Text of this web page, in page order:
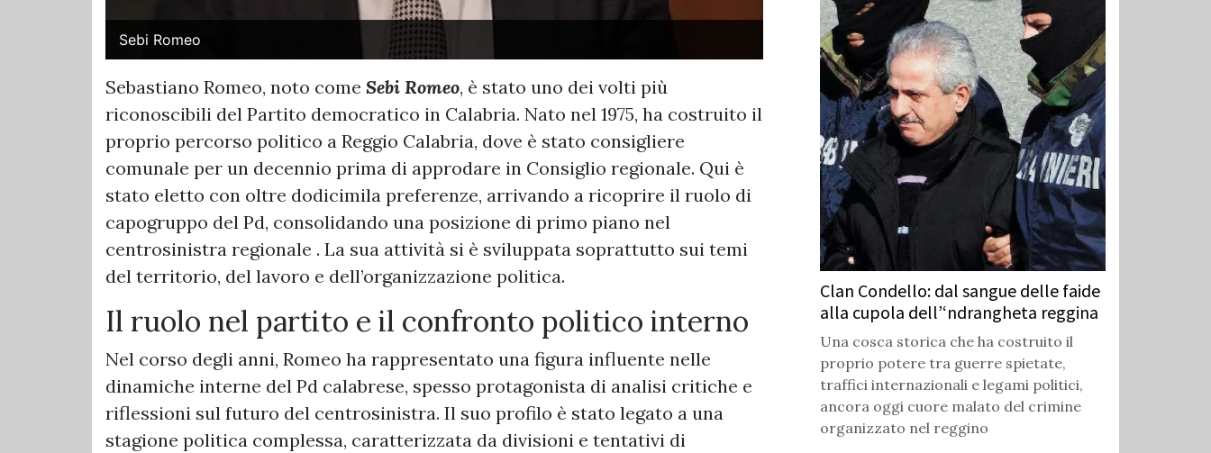
Sebi Romeo
Sebastiano Romeo, noto come Sebi Romeo, è stato uno dei volti più
riconoscibili del Partito democratico in Calabria. Nato nel 1975, ha costruito il
proprio percorso politico a Reggio Calabria, dove è stato consigliere
comunale per un decennio prima di approdare in Consiglio regionale. Qui è
stato eletto con oltre dodicimila preferenze, arrivando a ricoprire il ruolo di
capogruppo del Pd, consolidando una posizione di primo piano nel
centrosinistra regionale . La sua attività si è sviluppata soprattutto sui temi
del territorio, del lavoro e dell’organizzazione politica.
Il ruolo nel partito e il confronto politico interno
Nel corso degli anni, Romeo ha rappresentato una figura influente nelle
dinamiche interne del Pd calabrese, spesso protagonista di analisi critiche e
riflessioni sul futuro del centrosinistra. Il suo profilo è stato legato a una
stagione politica complessa, caratterizzata da divisioni e tentativi di
Clan Condello: dal sangue delle faide
alla cupola dell’‘ndrangheta reggina
Una cosca storica che ha costruito il
proprio potere tra guerre spietate,
traffici internazionali e legami politici,
ancora oggi cuore malato del crimine
organizzato nel reggino